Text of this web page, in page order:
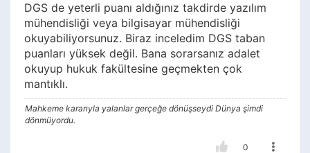
DGS de yeterli puanı aldığınız takdirde yazılım
mühendisliği veya bilgisayar mühendisliği
okuyabiliyorsunuz. Biraz inceledim DGS taban
puanları yüksek değil. Bana sorarsanız adalet
okuyup hukuk fakültesine geçmekten çok
mantıklı.
Mahkeme kararıyla yalanlar gerçeğe dönüşseydi Dünya şimdi
dönmüyordu.
0